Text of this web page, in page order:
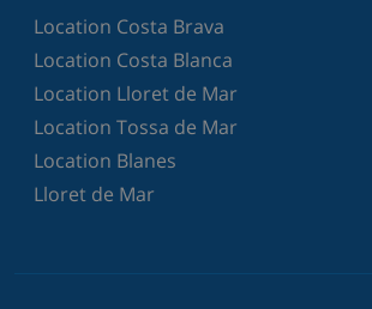
Location Costa Brava
Location Costa Blanca
Location Lloret de Mar
Location Tossa de Mar
Location Blanes
Lloret de Mar